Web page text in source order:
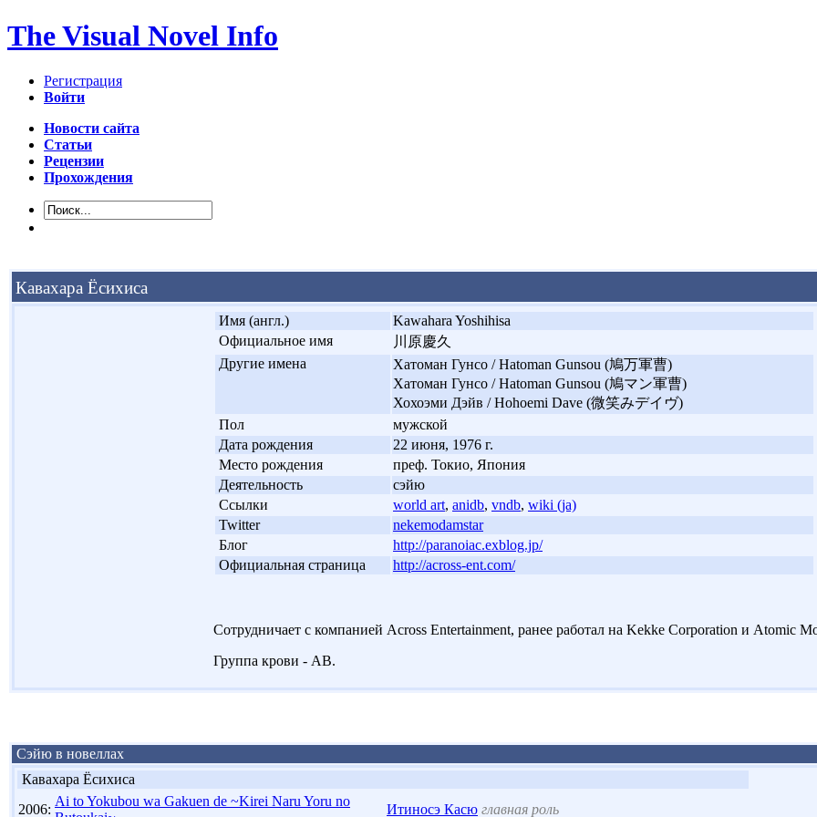
The Visual Novel Info
Регистрация
Войти
Новости сайта
Статьи
Рецензии
Прохождения
Кавахара Ёсихиса
Имя (англ.)
Kawahara Yoshihisa
Официальное имя
川原慶久
Другие имена
Хатоман Гунсо / Hatoman Gunsou (鳩万軍曹)
Хатоман Гунсо / Hatoman Gunsou (鳩マン軍曹)
Хохоэми Дэйв / Hohoemi Dave (微笑みデイヴ)
Пол
мужской
Дата рождения
22 июня, 1976 г.
Место рождения
преф. Токио, Япония
Деятельность
сэйю
Ссылки world art, anidb, vndb, wiki (ja)
Twitter
nekemodamstar
Блог
http://paranoiac.exblog.jp/
Официальная страница http://across-ent.com/
Сотрудничает с компанией Across Entertainment, ранее работал на Kekke Corporation и Atomic
Группа крови - АВ.
Сэйю в новеллах
Кавахара Ёсихиса
2006:
Ai to Yokubou wa Gakuen de ~Kirei Naru Yoru no
Итиносэ Касю главная роль